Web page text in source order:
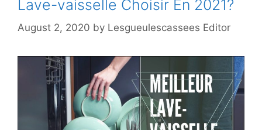
Lave-vaisselle Choisir En 2021?
August 2, 2020 by Lesgueulescassees Editor